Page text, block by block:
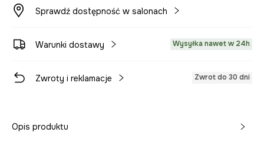
Sprawdź dostępność w salonach
Warunki dostawy Wysyłka nawet w 24h
Zwroty i reklamacje Zwrot do 30 dni
Opis produktu